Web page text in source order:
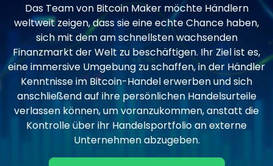
Das Team von Bitcoin Maker möchte Händlern
weltweit zeigen, dass sie eine echte Chance haben,
sich mit dem am schnellsten wachsenden
Finanzmarkt der Welt zu beschäftigen. Ihr Ziel ist es,
eine immersive Umgebung zu schaffen, in der Händler
Kenntnisse im Bitcoin-Handel erwerben und sich
anschließend auf ihre persönlichen Handelsurteile
verlassen können, um voranzukommen, anstatt die
Kontrolle über ihr Handelsportfolio an externe
Unternehmen abzugeben.